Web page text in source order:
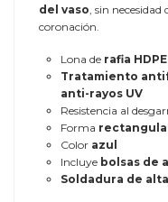
del vaso, sin necesidad
coronación.
Lona de rafia
Tratamiento
anti-rayos UV
Resistencia al
Forma
Color azul
Incluye bolsas de
Soldadura de